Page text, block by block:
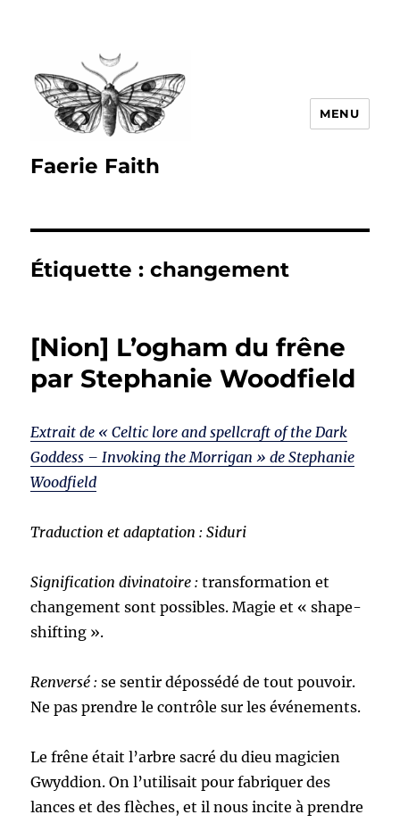
Faerie Faith
MENU
Étiquette :changement
[Nion] L’ogham du frêne
par Stephanie Woodfield
Extrait de « Celtic lore and spellcraft of the Dark
Goddess – Invoking the Morrigan » de Stephanie
Woodfield
Traduction et adaptation : Siduri
Signification divinatoire : transformation et
changement sont possibles. Magie et « shape-
shifting ».
Renversé : se sentir dépossédé de tout pouvoir.
Ne pas prendre le contrôle sur les événements.
Le frêne était l’arbre sacré du dieu magicien
Gwyddion. On l’utilisait pour fabriquer des
lances et des flèches, et il nous incite à prendre